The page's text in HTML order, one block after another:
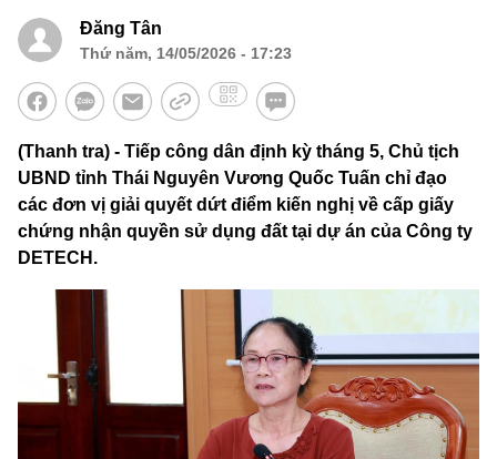
Đăng Tân
Thứ năm, 14/05/2026 - 17:23
(Thanh tra) - Tiếp công dân định kỳ tháng 5, Chủ tịch
UBND tỉnh Thái Nguyên Vương Quốc Tuấn chỉ đạo
các đơn vị giải quyết dứt điểm kiến nghị về cấp giấy
chứng nhận quyền sử dụng đất tại dự án của Công ty
DETECH.